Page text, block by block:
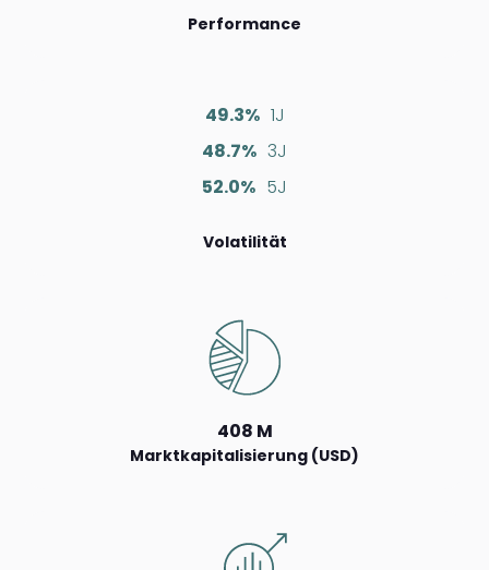
Performance
49.3% 1J
48.7% 3J
52.0% 5J
Volatilität
408 M
Marktkapitalisierung (USD)